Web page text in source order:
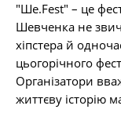
"Ше.Fest" – це
Шевченка не
хіпстера й
цьогорічного
Організатори
життєву історію